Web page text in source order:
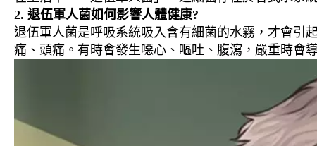
2. 退伍軍人菌如何影響人體健康?
退伍軍人菌是呼吸系統吸入含有細菌的水霧，才會引
痛、頭痛。有時會發生噁心、嘔吐、腹瀉，嚴重時會